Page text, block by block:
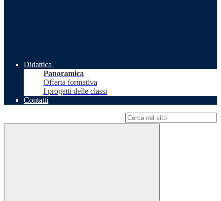
Didattica
Panoramica
Offerta formativa
I progetti delle classi
Contatti